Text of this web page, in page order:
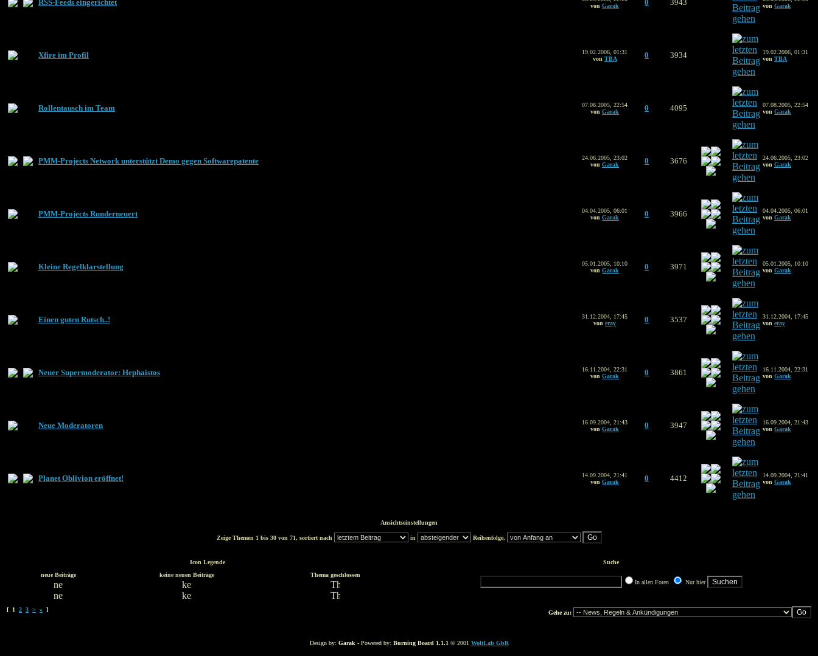
RSS-Feeds eingerichtet
von Garak 0 3943
von Garak
Xfire im Profil
19.02.2006, 01:31
von TBA 0 3934
19.02.2006, 01:31
von TBA
Rollentausch im Team
07.08.2005, 22:54
von Garak 0 4095
07.08.2005, 22:54
von Garak
PMM-Projects Network unterstützt Demo gegen Softwarepatente
24.06.2005, 23:02
von Garak 0 3676
24.06.2005, 23:02
von Garak
PMM-Projects Runderneuert
04.04.2005, 06:01
von Garak 0 3966
04.04.2005, 06:01
von Garak
Kleine Regelklarstellung
05.01.2005, 10:10
von Garak 0 3971
05.01.2005, 10:10
von Garak
Einen guten Rutsch..!
31.12.2004, 17:45
von eray 0 3537
31.12.2004, 17:45
von eray
Neuer Supermoderator: Hephaistos
16.11.2004, 22:31
von Garak 0 3861
16.11.2004, 22:31
von Garak
Neue Moderatoren
16.09.2004, 21:43
von Garak 0 3947
16.09.2004, 21:43
von Garak
Planet Oblivion eröffnet!
14.09.2004, 21:41
von Garak 0 4412
14.09.2004, 21:41
von Garak
Ansichtseinstellungen
Zeige Themen 1 bis 30 von 71, sortiert nach in Reihenfolge,
Icon Legende
Suche
neue Beiträge
keine neuen Beiträge
Thema geschlossen
In allen Foren
Nur hier
[ 1 2 3 > » ] Gehe zu:
Design by: Garak - Powered by: Burning Board 1.1.1 © 2001 WoltLab GbR